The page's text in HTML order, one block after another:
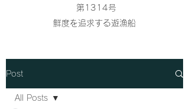
第1314号
鮮度を追求する遊漁船
Post
All Posts